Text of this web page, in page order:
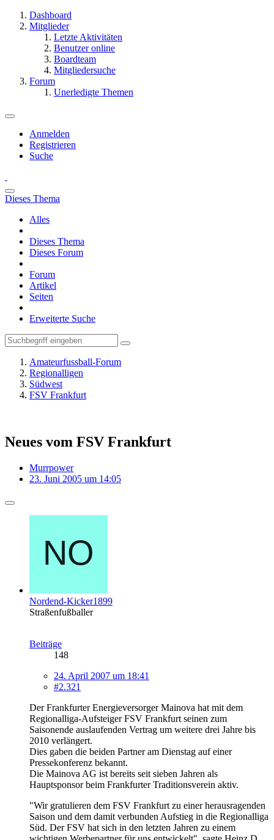
Dashboard
Mitglieder
Letzte Aktivitäten
Benutzer online
Boardteam
Mitgliedersuche
Forum
Unerledigte Themen
Anmelden
Registrieren
Suche
Dieses Thema
Alles
Dieses Thema
Dieses Forum
Forum
Artikel
Seiten
Erweiterte Suche
Amateurfussball-Forum
Regionalligen
Südwest
FSV Frankfurt
Neues vom FSV Frankfurt
Murrpower
23. Juni 2005 um 14:05
Nordend-Kicker1899
Straßenfußballer
Beiträge
148
24. April 2007 um 18:41
#2.321
Der Frankfurter Energieversorger Mainova hat mit dem
Regionalliga-Aufsteiger FSV Frankfurt seinen zum
Saisonende auslaufenden Vertrag um weitere drei Jahre bis
2010 verlängert.
Dies gaben die beiden Partner am Dienstag auf einer
Pressekonferenz bekannt.
Die Mainova AG ist bereits seit sieben Jahren als
Hauptsponsor beim Frankfurter Traditionsverein aktiv.
"Wir gratulieren dem FSV Frankfurt zu einer herausragenden
Saison und dem damit verbunden Aufstieg in die Regionalliga
Süd. Der FSV hat sich in den letzten Jahren zu einem